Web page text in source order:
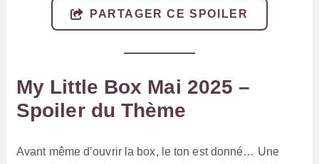
PARTAGER CE SPOILER
My Little Box Mai 2025 –
Spoiler du Thème
Avant même d’ouvrir la box, le ton est donné… Une